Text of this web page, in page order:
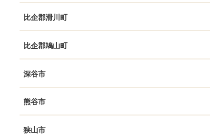
比企郡滑川町
比企郡鳩山町
深谷市
熊谷市
狭山市